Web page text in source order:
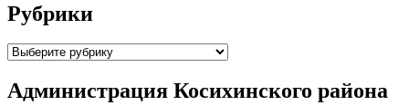
Рубрики
Рубрики
Администрация Косихинского района